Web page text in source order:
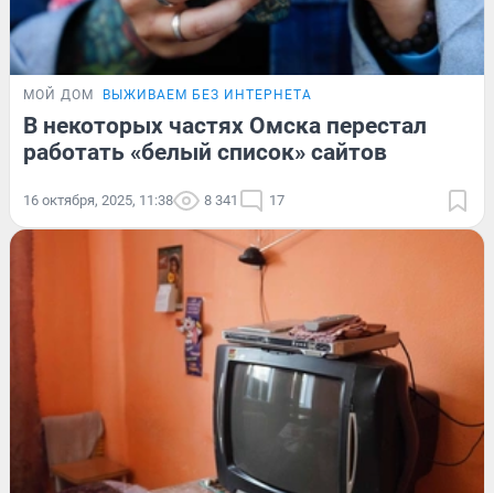
МОЙ ДОМ ВЫЖИВАЕМ БЕЗ ИНТЕРНЕТА
В некоторых частях Омска перестал
работать «белый список» сайтов
16 октября, 2025, 11:38 8 341 17